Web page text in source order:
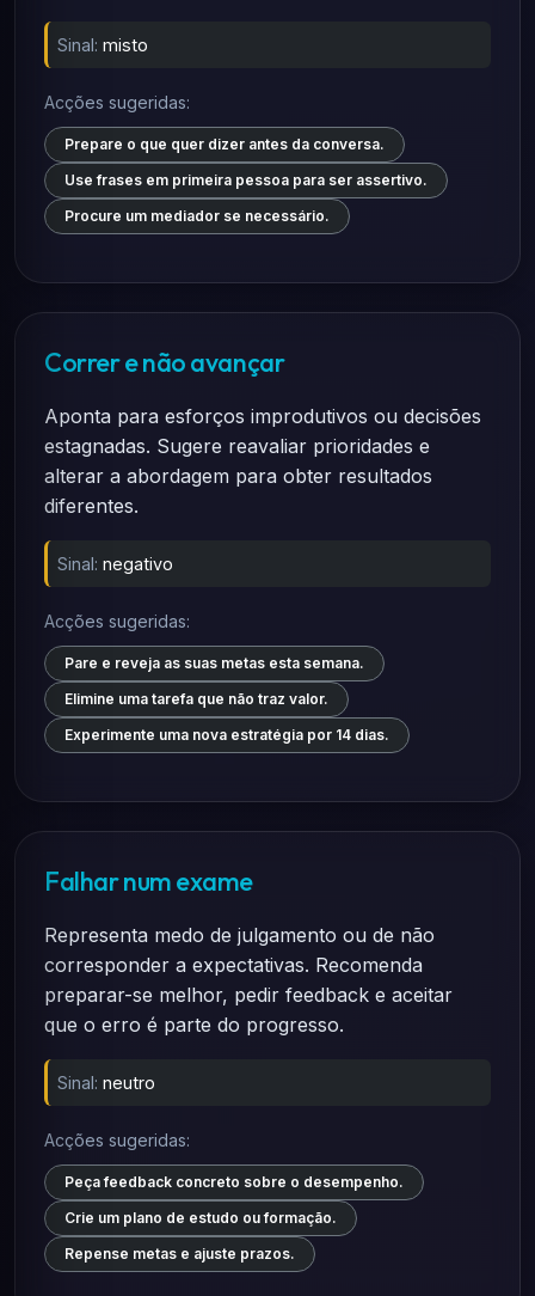
Sinal: misto
Acções sugeridas:
Prepare o que quer dizer antes da conversa.
Use frases em primeira pessoa para ser assertivo.
Procure um mediador se necessário.
Correr e não avançar
Aponta para esforços improdutivos ou decisões
estagnadas. Sugere reavaliar prioridades e
alterar a abordagem para obter resultados
diferentes.
Sinal: negativo
Acções sugeridas:
Pare e reveja as suas metas esta semana.
Elimine uma tarefa que não traz valor.
Experimente uma nova estratégia por 14 dias.
Falhar num exame
Representa medo de julgamento ou de não
corresponder a expectativas. Recomenda
preparar-se melhor, pedir feedback e aceitar
que o erro é parte do progresso.
Sinal: neutro
Acções sugeridas:
Peça feedback concreto sobre o desempenho.
Crie um plano de estudo ou formação.
Repense metas e ajuste prazos.